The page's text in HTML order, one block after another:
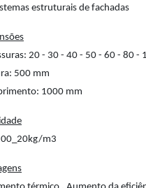
estruturais de fachadas
20 - 30 - 40 - 50 - 60 - 80 -
500 mm
1000 mm
m3